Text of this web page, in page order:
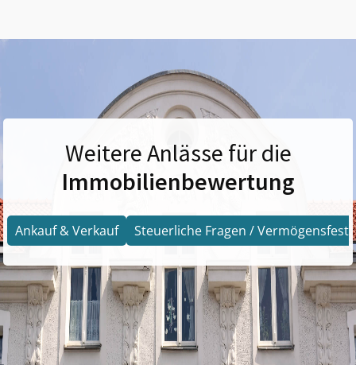
Weitere Anlässe für die
Immobilienbewertung
Ankauf & Verkauf Steuerliche Fragen /